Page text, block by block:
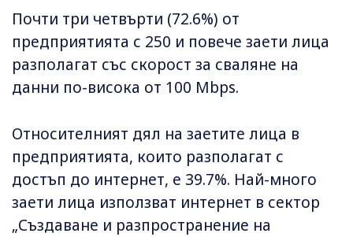
Почти три четвърти (72.6%) от
предприятията с 250 и повече заети лица
разполагат със скорост за сваляне на
данни по-висока от 100 Mbps.
Относителният дял на заетите лица в
предприятията, които разполагат с
достъп до интернет, е 39.7%. Най-много
заети лица използват интернет в сектор
„Създаване и разпространение на